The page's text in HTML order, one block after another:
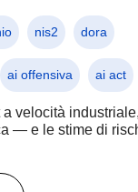
nis2 dora
ai offensiva ai act
velocità
— e le stime di